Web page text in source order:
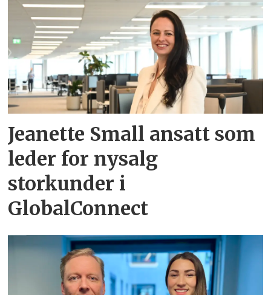
Jeanette Small ansatt som
leder for nysalg
storkunder i
GlobalConnect